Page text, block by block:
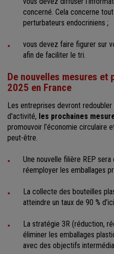
concerné. Cela concerne
perturbateurs endocriniens ;
vous devez faire figurer sur
afin de faciliter le tri.
De nouvelles mesures et
2025 en France
Les entreprises devront
d'activité, les prochaines
promouvoir l’économie circulaire
peut-être.
Une nouvelle filière REP
réemployer les emballages
La collecte des bouteilles
atteindre un taux de 90 %
La stratégie 3R (réduction,
éliminer les emballages
avec des objectifs